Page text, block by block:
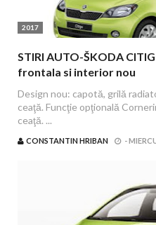
2017
STIRI AUTO-ŠKODA
frontala si interior nou
Design nou: capotă, grilă
ceaţă. Funcţie opţională
ceaţă. ...
CONSTANTIN HRIBAN -